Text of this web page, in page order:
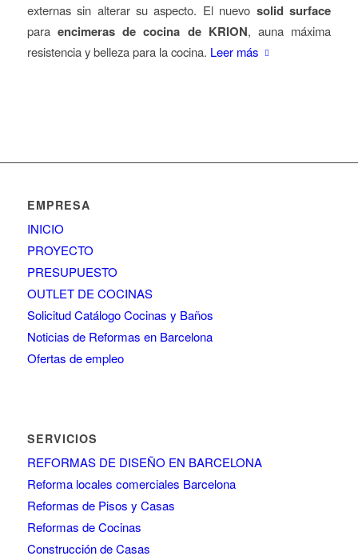
externas sin alterar su aspecto. El nuevo solid surface
para encimeras de cocina de KRION, auna máxima
resistencia y belleza para la cocina. Leer más
EMPRESA
INICIO
PROYECTO
PRESUPUESTO
OUTLET DE COCINAS
Solicitud Catálogo Cocinas y Baños
Noticias de Reformas en Barcelona
Ofertas de empleo
SERVICIOS
REFORMAS DE DISEÑO EN BARCELONA
Reforma locales comerciales Barcelona
Reformas de Pisos y Casas
Reformas de Cocinas
Construcción de Casas